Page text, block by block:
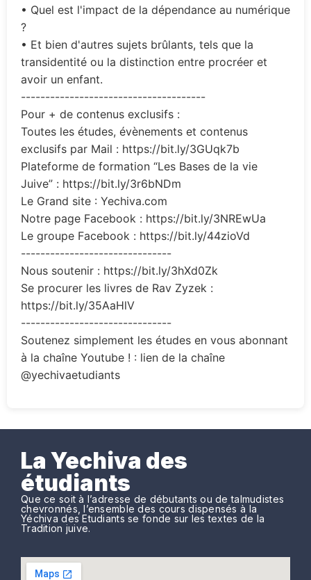
• Quel est l'impact de la dépendance au numérique
?
• Et bien d'autres sujets brûlants, tels que la
transidentité ou la distinction entre procréer et
avoir un enfant.
--------------------------------------
Pour + de contenus exclusifs :
Toutes les études, évènements et contenus
exclusifs par Mail : https://bit.ly/3GUqk7b
Plateforme de formation “Les Bases de la vie
Juive” : https://bit.ly/3r6bNDm
Le Grand site : Yechiva.com
Notre page Facebook : https://bit.ly/3NREwUa
Le groupe Facebook : https://bit.ly/44zioVd
-------------------------------
Nous soutenir : https://bit.ly/3hXd0Zk
Se procurer les livres de Rav Zyzek :
https://bit.ly/35AaHlV
-------------------------------
Soutenez simplement les études en vous abonnant
à la chaîne Youtube ! : lien de la chaîne
@yechivaetudiants
La Yechiva des
étudiants
Que ce soit à l’adresse de débutants ou de talmudistes
chevronnés, l’ensemble des cours dispensés à la
Yéchiva des Etudiants se fonde sur les textes de la
Tradition juive.